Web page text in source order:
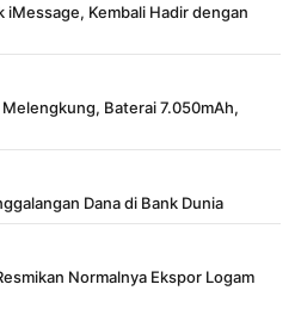
Kembali Hadir dengan
Baterai 7.050mAh,
Dana di Bank Dunia
Normalnya Ekspor Logam